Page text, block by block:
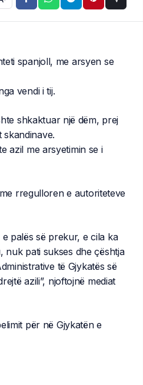
spanjoll, me arsyen se
vendi i tij.
shkaktuar një dëm, prej
azil me arsyetimin se i
rregulloren e autoriteteve
palës së prekur, e cila ka
nuk pati sukses dhe çështja
të Gjykatës së
azili”, njoftojnë mediat
për në Gjykatën e